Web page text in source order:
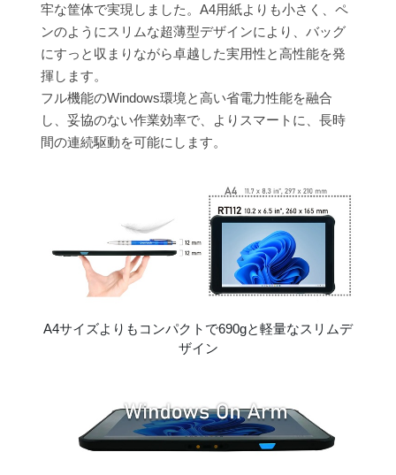
牢な筐体で実現しました。A4用紙よりも小さく、ペ
ンのようにスリムな超薄型デザインにより、バッグ
にすっと収まりながら卓越した実用性と高性能を発
揮します。
フル機能のWindows環境と高い省電力性能を融合
し、妥協のない作業効率で、よりスマートに、長時
間の連続駆動を可能にします。
A4サイズよりもコンパクトで690gと軽量なスリムデ
ザイン